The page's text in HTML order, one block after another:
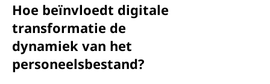
Hoe beïnvloedt digitale
transformatie de
dynamiek van het
personeelsbestand?